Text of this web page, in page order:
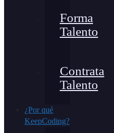
Forma
Talento
Contrata
Talento
¿Por qué
KeepCoding?